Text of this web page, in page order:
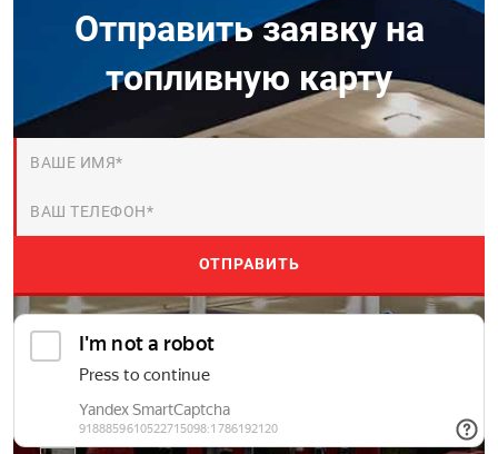
Отправить заявку на
топливную карту